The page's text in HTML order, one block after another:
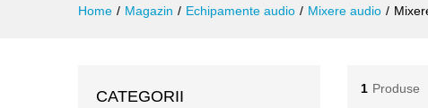
Home / Magazin / Echipamente audio / Mixere audio /
1 Produse
CATEGORII